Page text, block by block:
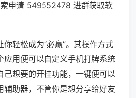
申请 549552478 进群获取软
你轻松成为“必赢”。其操作方式
应用便可以自定义手机打牌系统
己想要的开挂功能，一键便可以
辅助器，不管你是想分享给好友